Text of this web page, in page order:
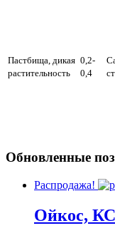
Пастбища, дикая
растительность
0,2-
0,4
Обновленные
Распродажа!
Ойкос, КС